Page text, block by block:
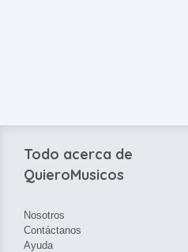
Todo acerca de
QuieroMusicos
Nosotros
Contáctanos
Ayuda